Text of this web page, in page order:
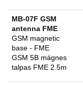
MB-07F GSM
antenna FME
GSM magnetic
base - FME
GSM 5B mágnes
talpas FME 2.5m